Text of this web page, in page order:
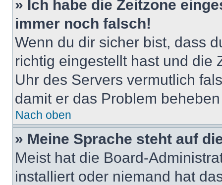
» Ich habe die Zeitzone
immer noch falsch!
Wenn du dir sicher bist, dass
richtig eingestellt hast und die
Uhr des Servers vermutlich
damit er das Problem
Nach oben
» Meine Sprache steht auf
Meist hat die Board-
installiert oder niemand hat